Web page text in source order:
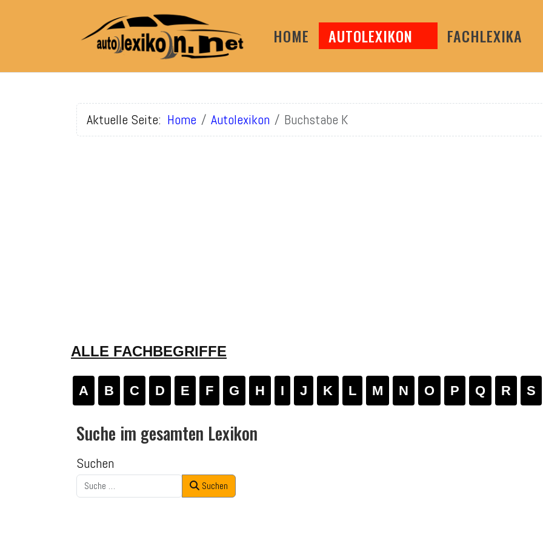
HOME AUTOLEXIKON FACHLEXIKA
Aktuelle Seite: Home Autolexikon Buchstabe K
ALLE FACHBEGRIFFE
A B C D E F G H I J K L M N O P Q R S
Suche im gesamten Lexikon
Suchen
Suchen